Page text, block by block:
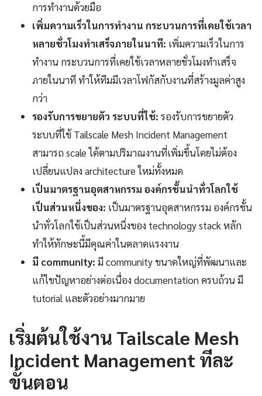
การทำงานด้วยมือ
เพิ่มความเร็วในการทำงาน กระบวนการที่เคยใช้เวลา
หลายชั่วโมงทำเสร็จภายในนาที: เพิ่มความเร็วในการ
ทำงาน กระบวนการที่เคยใช้เวลาหลายชั่วโมงทำเสร็จ
ภายในนาที ทำให้ทีมมีเวลาโฟกัสกับงานที่สร้างมูลค่าสูง
กว่า
รองรับการขยายตัว ระบบที่ใช้: รองรับการขยายตัว
ระบบที่ใช้ Tailscale Mesh Incident Management
สามารถ scale ได้ตามปริมาณงานที่เพิ่มขึ้นโดยไม่ต้อง
เปลี่ยนแปลง architecture ใหม่ทั้งหมด
เป็นมาตรฐานอุตสาหกรรม องค์กรชั้นนำทั่วโลกใช้
เป็นส่วนหนึ่งของ: เป็นมาตรฐานอุตสาหกรรม องค์กรชั้น
นำทั่วโลกใช้เป็นส่วนหนึ่งของ technology stack หลัก
ทำให้ทักษะนี้มีคุณค่าในตลาดแรงงาน
มี community: มี community ขนาดใหญ่ที่พัฒนาและ
แก้ไขปัญหาอย่างต่อเนื่อง documentation ครบถ้วน มี
tutorial และตัวอย่างมากมาย
เริ่มต้นใช้งาน Tailscale Mesh
Incident Management ทีละ
ขั้นตอน